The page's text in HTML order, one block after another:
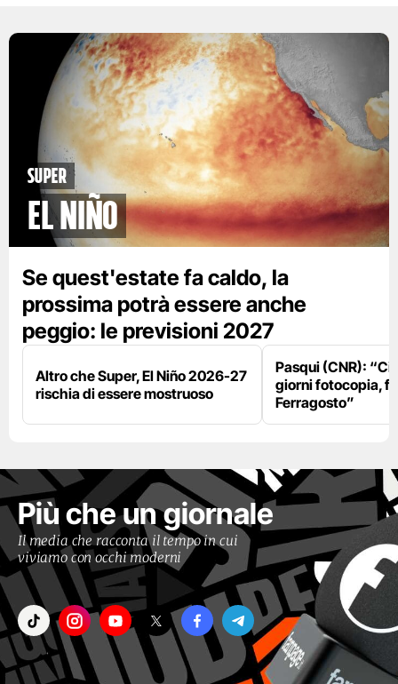
Super
El Niño
Se quest'estate fa caldo, la
prossima potrà essere anche
peggio: le previsioni 2027
Altro che Super, El Niño 2026-27
rischia di essere mostruoso
Pasqui (CNR):
giorni fotocopia,
Ferragosto”
Più che un giornale
Il media che racconta il tempo in cui
viviamo con occhi moderni